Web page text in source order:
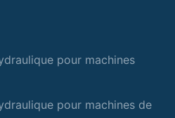
pour machines
pour machines de